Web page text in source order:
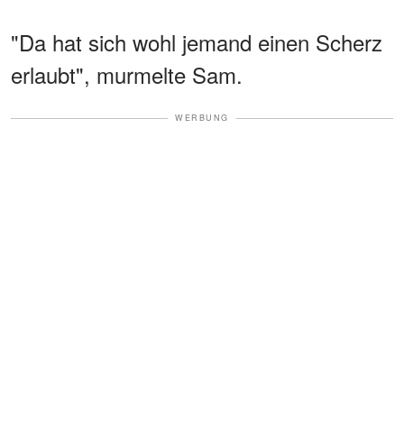
"Da hat sich wohl jemand einen Scherz
erlaubt", murmelte Sam.
WERBUNG